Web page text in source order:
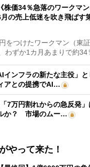
《株価34％急落のワークマ
の売上低迷を吹き飛ばす
をつけたワークマン（東証
わずか1カ月あまりで約
インフラの新たな主役」
アとの提携でAI…
7万円割れからの急反発
か？ 市場のムー…
やって来た！